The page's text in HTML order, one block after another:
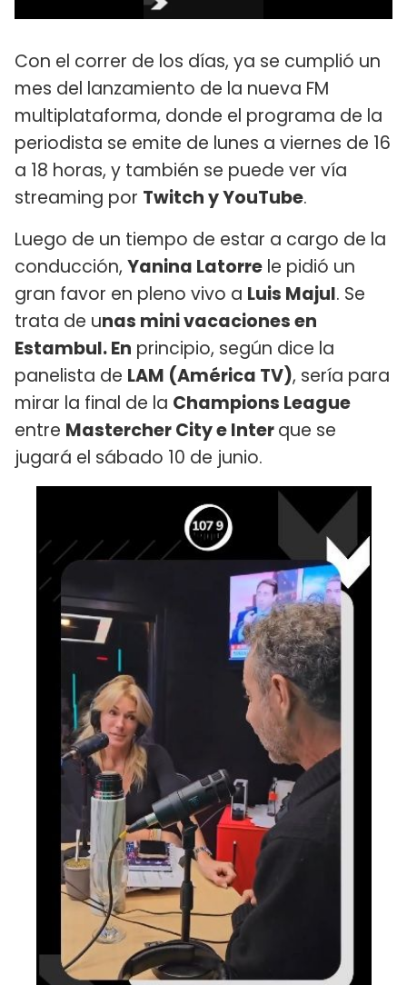
Con el correr de los días, ya se cumplió un
mes del lanzamiento de la nueva FM
multiplataforma, donde el programa de la
periodista se emite de lunes a viernes de 16
a 18 horas, y también se puede ver vía
streaming por Twitch y YouTube.
Luego de un tiempo de estar a cargo de la
conducción, Yanina Latorre le pidió un
gran favor en pleno vivo a Luis Majul. Se
trata de unas mini vacaciones en
Estambul. En principio, según dice la
panelista de LAM (América TV), sería para
mirar la final de la Champions League
entre Mastercher City e Interque se
jugará el sábado 10 de junio.